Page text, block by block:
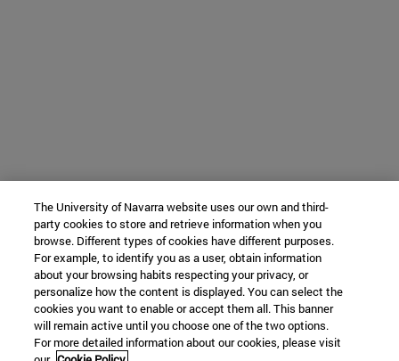
The University of Navarra website uses our own and third-
party cookies to store and retrieve information when you
browse. Different types of cookies have different purposes.
For example, to identify you as a user, obtain information
about your browsing habits respecting your privacy, or
personalize how the content is displayed. You can select the
cookies you want to enable or accept them all. This banner
will remain active until you choose one of the two options.
For more detailed information about our cookies, please visit